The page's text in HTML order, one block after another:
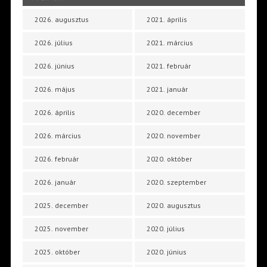
2026. augusztus
2026. július
2026. június
2026. május
2026. április
2026. március
2026. február
2026. január
2025. december
2025. november
2025. október
2021. április
2021. március
2021. február
2021. január
2020. december
2020. november
2020. október
2020. szeptember
2020. augusztus
2020. július
2020. június